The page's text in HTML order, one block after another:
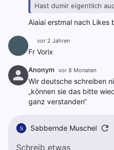
Hast dumir eigentlich
Aiaiai erstmal nach Likes
vor 2 Jahren
Fr Vorix
Anonym vor 8 Monaten
Wir deutsche schreiben
„können sie das bitte
ganz verstanden“
S Sabbernde Muschel